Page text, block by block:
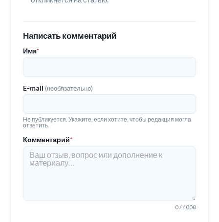
Написать комментарий
Имя*
E-mail(необязательно)
Не публикуется. Укажите, если хотите, чтобы редакция могла
ответить.
Комментарий*
0 / 4000